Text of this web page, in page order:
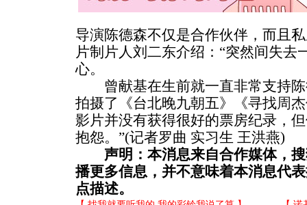
导演陈德森不仅是合作伙伴，而且
片制片人刘二东介绍：“突然间失去
心。
曾献基在生前就一直非常支持陈
拍摄了《台北晚九朝五》《寻找周
影片并没有获得很好的票房纪录，
抱怨。”(记者罗曲 实习生 王洪燕)
声明：本消息来自合作媒体，搜
播更多信息，并不意味着本消息代
点描述。